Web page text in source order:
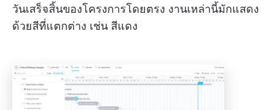
วันเสร็จสิ้นของโครงการโดยตรง งานเหล่านี้มักแสดง
ด้วยสีที่แตกต่าง เช่น สีแดง